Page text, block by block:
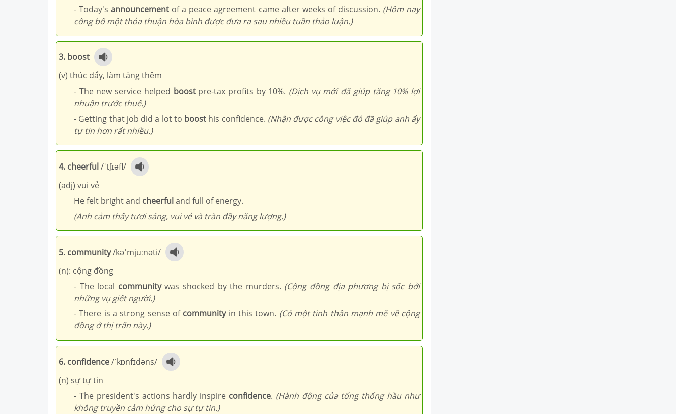
- Today'sannouncement of a peace agreement came after weeks of discussion. (Hôm nay
công bố một thỏa thuận hòa bình được đưa ra sau nhiều tuần thảo luận.)
3. boost
(v) thúc đẩy, làm tăng thêm
- The new service helped boostpre-tax profits by 10%. (Dịch vụ mới đã giúp tăng 10% lợi
nhuận trước thuế.)
- Getting that job did a lot to boost his confidence. (Nhận được công việc đó đã giúp anh ấy
tự tin hơn rất nhiều.)
4. cheerful/ˈtʃɪəfl/
(adj) vui vẻ
He felt bright and cheerful and full of energy.
(Anh cảm thấy tươi sáng, vui vẻ và tràn đầy năng lượng.)
5. community/kəˈmjuːnəti/
(n): cộng đồng
- The local communitywas shocked by the murders. (Cộng đồng địa phương bị sốc bởi
những vụ giết người.)
- There is a strong sense of communityin this town. (Có một tinh thần mạnh mẽ về cộng
đồng ở thị trấn này.)
6. confidence/ˈkɒnfɪdəns/
(n) sự tự tin
- The president's actions hardly inspire confidence. (Hành động của tổng thống hầu như
không truyền cảm hứng cho sự tự tin.)